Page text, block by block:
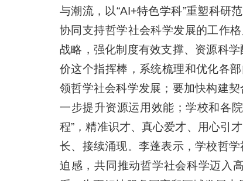
与潮流，以“AI+特色学科”重塑科研
协同支持哲学社会科学发展的工作
战略，强化制度有效支撑、资源科
价这个指挥棒，系统梳理和优化各
领哲学社会科学发展；要加快构建
一步提升资源运用效能；学校和各
程”，精准识才、真心爱才、用心引
长、接续涌现。李蓬表示，学校哲
迫感，共同推动哲学社会科学迈入